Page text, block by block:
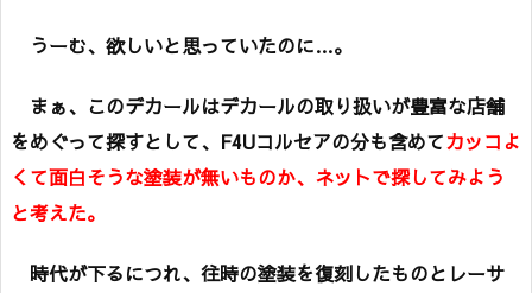
うーむ、欲しいと思っていたのに…。
まぁ、このデカールはデカールの取り扱いが豊富な店舗
をめぐって探すとして、F4Uコルセアの分も含めてカッコよ
くて面白そうな塗装が無いものか、ネットで探してみよう
と考えた。
時代が下るにつれ、往時の塗装を復刻したものとレーサ